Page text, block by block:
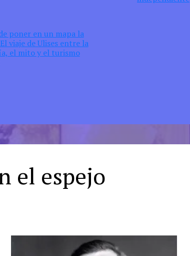
poner en un mapa la
viaje de Ulises entre la
el mito y el turismo
el espejo